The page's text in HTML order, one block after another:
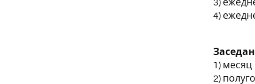
3)
4)
1) месяц
2)